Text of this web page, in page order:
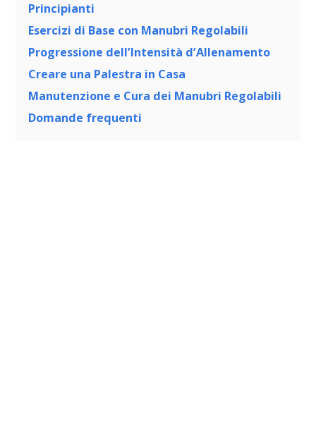
Principianti
Esercizi di Base con Manubri Regolabili
Progressione dell’Intensità d’Allenamento
Creare una Palestra in Casa
Manutenzione e Cura dei Manubri Regolabili
Domande frequenti